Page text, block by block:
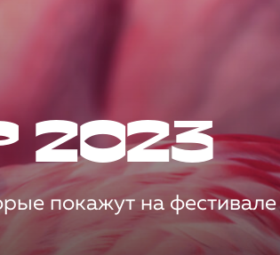
2023
покажут на